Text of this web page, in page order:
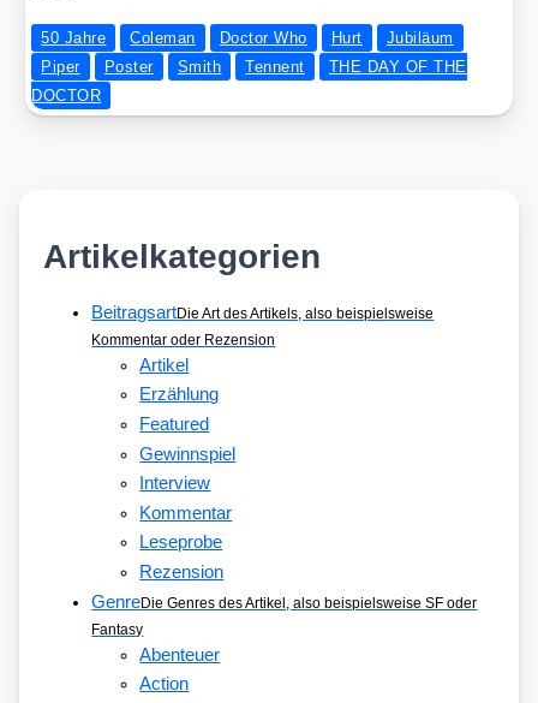
50 Jahre Coleman Doctor Who Hurt
Jubiläum
Piper
Poster Smith Tennent
THE DAY OF THE
DOCTOR
Artikelkategorien
BeitragsartDie Art des Artikels, also beispielsweise
Kommentar oder Rezension
Artikel
Erzählung
Featured
Gewinnspiel
Interview
Kommentar
Leseprobe
Rezension
GenreDie Genres des Artikel, also beispielsweise SF oder
Fantasy
Abenteuer
Action